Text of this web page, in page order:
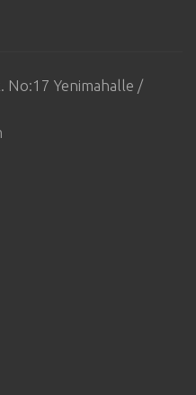
No:17 Yenimahalle /